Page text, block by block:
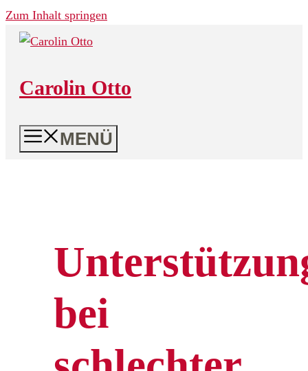
Zum Inhalt springen
Carolin Otto
MENÜ
bei